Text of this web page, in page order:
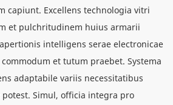
capiunt. Excellens technologia vitri
et pulchritudinem huius armarii
intelligens serae electronicae
et tutum praebet. Systema
adaptabile variis necessitatibus
Simul, officia integra pro